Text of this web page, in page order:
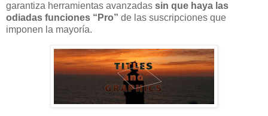
garantiza herramientas avanzadas sin que haya las
odiadas funciones “Pro” de las suscripciones que
imponen la mayoría.